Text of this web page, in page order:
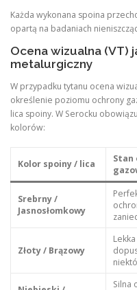
Każda wykonana spoina
opartą na badaniach
Ocena wizualna (VT)
metalurgiczny
W przypadku tytanu ocena
określenie poziomu ochrony
lica spoiny. W Serocku
kolorów:
Kolor spoiny / lica
Stan
Srebrny /
Jasnosłomkowy
Złoty / Brązowy
Silna